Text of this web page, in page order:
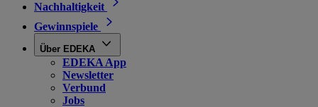
Nachhaltigkeit
Gewinnspiele
Über EDEKA
EDEKA App
Newsletter
Verbund
Jobs